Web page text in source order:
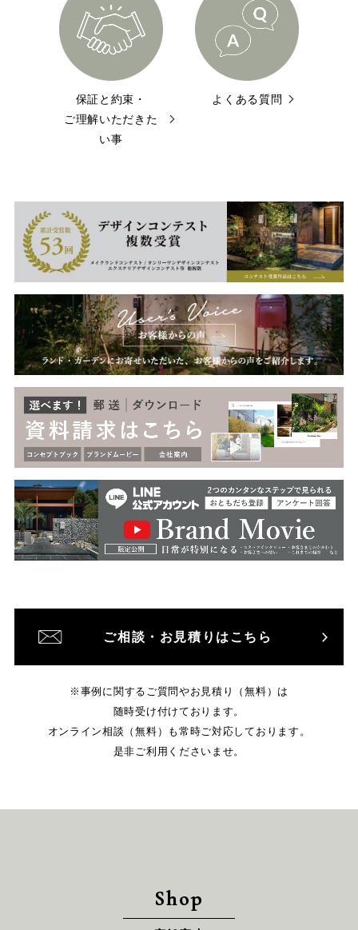
保証と約束・
ご理解いただきた
い事
よくある質問
ご相談・お見積りはこちら
※事例に関するご質問やお見積り（無料）は
随時受け付けております。
オンライン相談（無料）も常時ご対応しております。
是非ご利用くださいませ。
Shop